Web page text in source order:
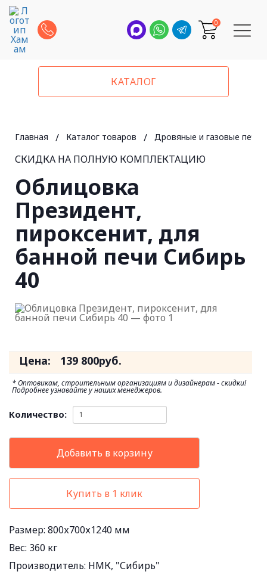
0
КАТАЛОГ
Главная / Каталог товаров / Дровяные и газовые печи
СКИДКА НА ПОЛНУЮ КОМПЛЕКТАЦИЮ
Облицовка
Президент,
пироксенит, для
банной печи Сибирь
40
Цена: 139 800руб.
* Оптовикам, строительным организациям и дизайнерам - скидки!
Подробнее узнавайте у наших менеджеров.
Количество:
Добавить в корзину
Купить в 1 клик
Размер: 800х700х1240 мм
Вес: 360 кг
Производитель: НМК, "Сибирь"